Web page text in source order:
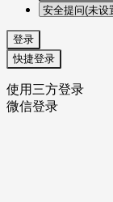
登录
快捷登录
使用三方登录
微信登录